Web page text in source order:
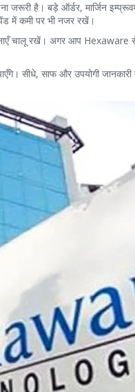
है। बड़े ऑर्डर, मार्जिन
में कमी पर भी नजर रखें।
चालू रखें। अगर आप Hexaware
सीधे, साफ और उपयोगी जानकारी